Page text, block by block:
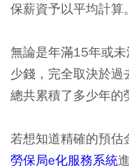
保薪資予以平均計算。
無論是年滿15年或
少錢，完全取決於過
總共累積了多少年的
若想知道精確的預估
勞保局e化服務系統